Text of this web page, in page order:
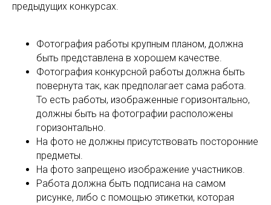
предыдущих конкурсах.
Фотография работы крупным планом, должна
быть представлена в хорошем качестве.
Фотография конкурсной работы должна быть
повернута так, как предполагает сама работа.
То есть работы, изображенные горизонтально,
должны быть на фотографии расположены
горизонтально.
На фото не должны присутствовать посторонние
предметы.
На фото запрещено изображение участников.
Работа должна быть подписана на самом
рисунке, либо с помощью этикетки, которая